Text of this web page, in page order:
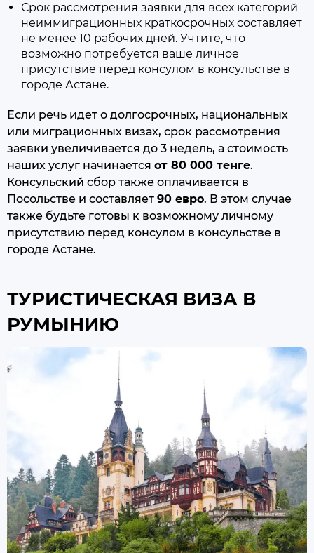
Срок рассмотрения заявки для всех категорий
неиммиграционных краткосрочных составляет
не менее 10 рабочих дней. Учтите, что
возможно потребуется ваше личное
присутствие перед консулом в консульстве в
городе Астане.
Если речь идет о долгосрочных, национальных
или миграционных визах, срок рассмотрения
заявки увеличивается до 3 недель, а стоимость
наших услуг начинается от 80 000 тенге.
Консульский сбор также оплачивается в
Посольстве и составляет 90 евро. В этом случае
также будьте готовы к возможному личному
присутствию перед консулом в консульстве в
городе Астане.
ТУРИСТИЧЕСКАЯ ВИЗА В
РУМЫНИЮ